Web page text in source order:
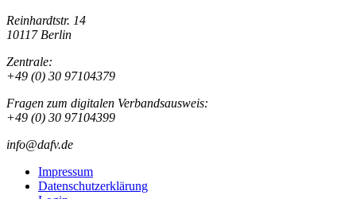
Reinhardtstr. 14
10117 Berlin
Zentrale:
+49 (0) 30 97104379
Fragen zum digitalen Verbandsausweis:
+49 (0) 30 97104399
info@dafv.de
Impressum
Datenschutzerklärung